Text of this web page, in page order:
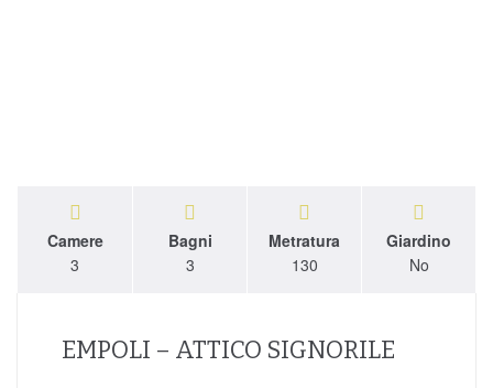
Camere
3
Bagni
3
Metratura
130
Giardino
No
EMPOLI – ATTICO SIGNORILE